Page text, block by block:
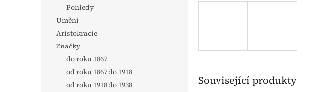
Pohledy
Umění
Aristokracie
Značky
do roku 1867
od roku 1867 do 1918
od roku 1918 do 1938
Související produkty